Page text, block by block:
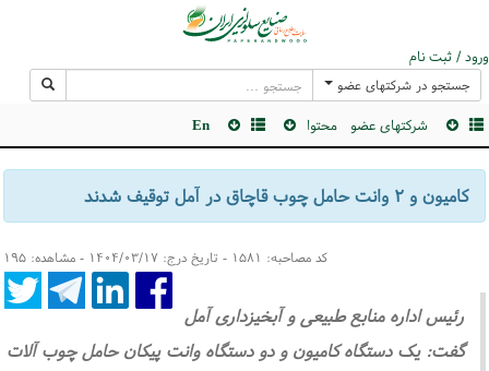
ورود / ثبت نام
جستجو در شرکتهای عضو
شرکتهای عضو محتوا En
کامیون و ۲ وانت حامل چوب قاچاق در آمل توقیف شدند
کد مصاحبه: ۱۵۸۱ - تاریخ درج: ۱۴۰۴/۰۳/۱۷ - مشاهده: ۱۹۵
رئیس اداره منابع طبیعی و آبخیزداری آمل
گفت: یک دستگاه کامیون و دو دستگاه وانت پیکان حامل چوب آلات